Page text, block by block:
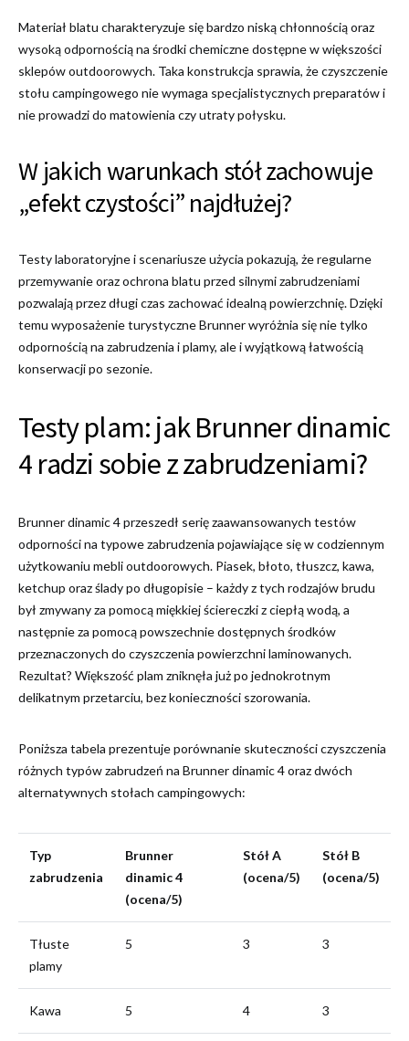
Materiał blatu charakteryzuje się bardzo niską chłonnością oraz
wysoką odpornością na środki chemiczne dostępne w większości
sklepów outdoorowych. Taka konstrukcja sprawia, że czyszczenie
stołu campingowego nie wymaga specjalistycznych preparatów i
nie prowadzi do matowienia czy utraty połysku.
W jakich warunkach stół zachowuje
„efekt czystości” najdłużej?
Testy laboratoryjne i scenariusze użycia pokazują, że regularne
przemywanie oraz ochrona blatu przed silnymi zabrudzeniami
pozwalają przez długi czas zachować idealną powierzchnię. Dzięki
temu wyposażenie turystyczne Brunner wyróżnia się nie tylko
odpornością na zabrudzenia i plamy, ale i wyjątkową łatwością
konserwacji po sezonie.
Testy plam: jak Brunner dinamic
4 radzi sobie z zabrudzeniami?
Brunner dinamic 4 przeszedł serię zaawansowanych testów
odporności na typowe zabrudzenia pojawiające się w codziennym
użytkowaniu mebli outdoorowych. Piasek, błoto, tłuszcz, kawa,
ketchup oraz ślady po długopisie – każdy z tych rodzajów brudu
był zmywany za pomocą miękkiej ściereczki z ciepłą wodą, a
następnie za pomocą powszechnie dostępnych środków
przeznaczonych do czyszczenia powierzchni laminowanych.
Rezultat? Większość plam zniknęła już po jednokrotnym
delikatnym przetarciu, bez konieczności szorowania.
Poniższa tabela prezentuje porównanie skuteczności czyszczenia
różnych typów zabrudzeń na Brunner dinamic 4 oraz dwóch
alternatywnych stołach campingowych:
Typ
zabrudzenia
Brunner
dinamic 4
(ocena/5)
Stół A
(ocena/5)
Stół B
(ocena/5)
Tłuste
plamy
5 3 3
Kawa 5 4 3